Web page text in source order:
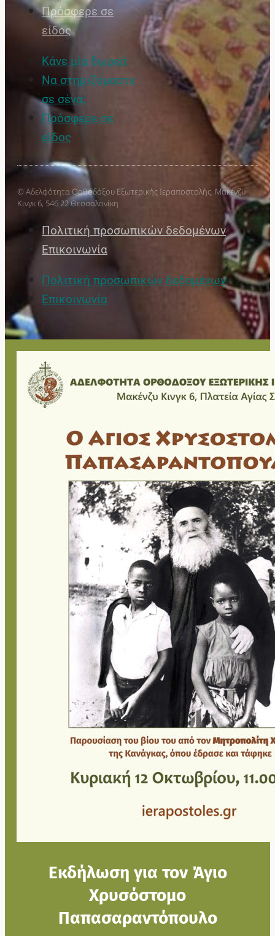
Πρόσφερε σε
είδος
Κάνε μία δωρεά
Να στηριζόμαστε
σε σένα;
Πρόσφερε σε
είδος
© Αδελφότητα Ορθοδόξου Εξωτερικής Ιεραποστολής, Μακένζυ
Κινγκ 6, 546 22 Θεσσαλονίκη
Πολιτική προσωπικών δεδομένων
Επικοινωνία
Πολιτική προσωπικών δεδομένων
Επικοινωνία
Εκδήλωση για τον Άγιο
Χρυσόστομο
Παπασαραντόπουλο